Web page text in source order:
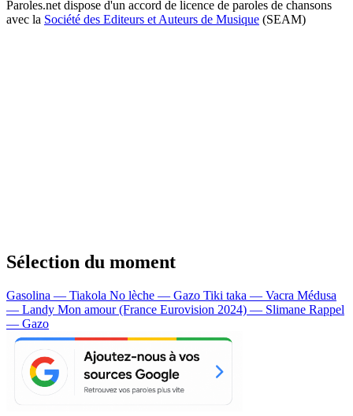
Paroles.net dispose d'un accord de licence de paroles de chansons
avec la Société des Editeurs et Auteurs de Musique (SEAM)
Sélection du moment
Gasolina — Tiakola No lèche — Gazo Tiki taka — Vacra Médusa
— Landy Mon amour (France Eurovision 2024) — Slimane Rappel
— Gazo